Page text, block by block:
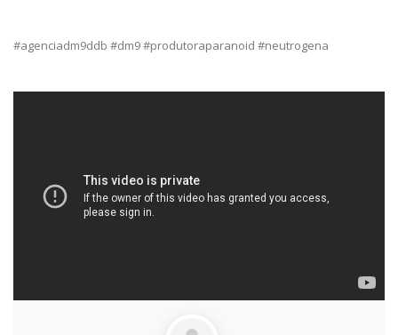
#agenciadm9ddb #dm9 #produtoraparanoid #neutrogena